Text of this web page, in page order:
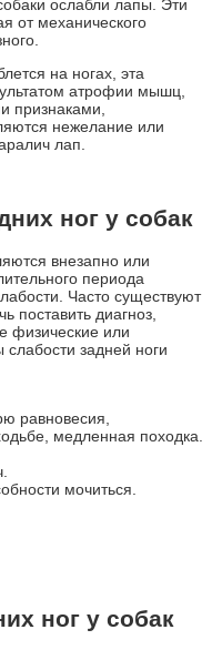
ослабли лапы. Эти
от механического
на ногах, эта
атрофии мышц,
признаками,
нежелание или
лап.
ног у собак
внезапно или
периода
Часто существуют
поставить диагноз,
физические или
задней ноги
равновесия,
медленная походка.
мочиться.
ног у собак